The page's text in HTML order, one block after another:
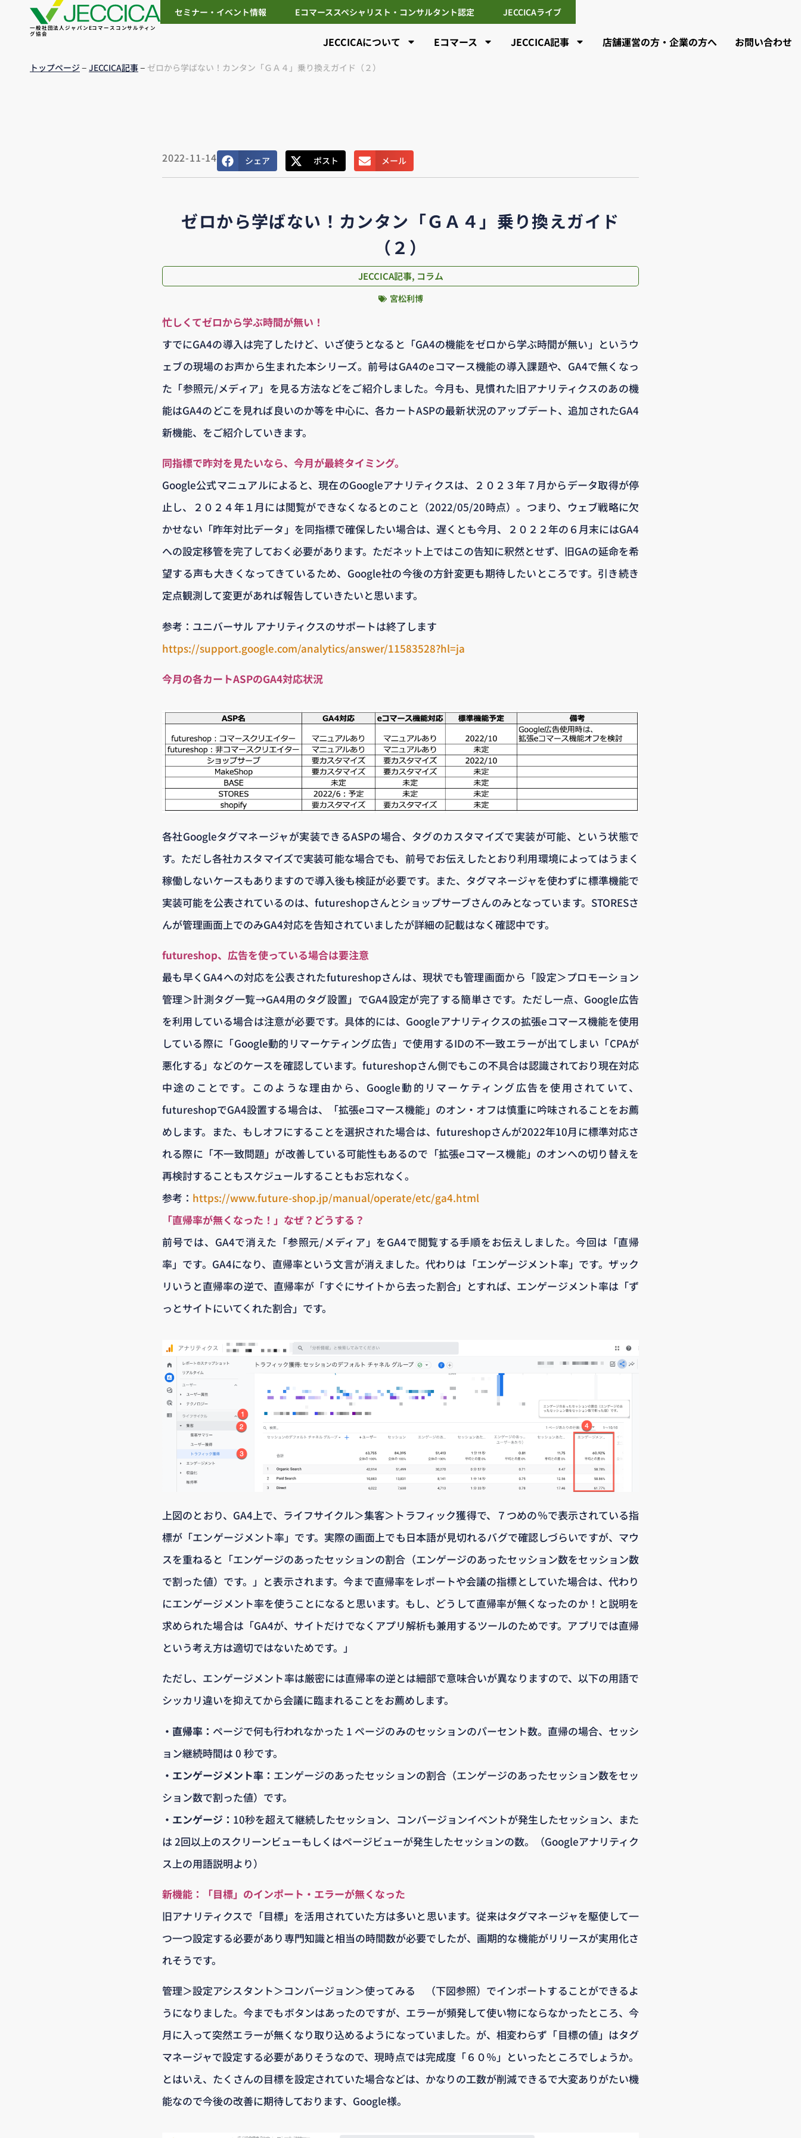
一般社団法人ジャパンEコマースコンサルティン
グ協会
セミナー・イベント情報 Eコマーススペシャリスト・コンサルタント認定 JECCICAライブ
JECCICAについて Eコマース JECCICA記事 店舗運営の方・企業の方へ お問い合わせ
トップページ– JECCICA記事– ゼロから学ばない！カンタン「ＧＡ４」乗り換えガイド（２）
2022-11-14 シェア ポスト メール
ゼロから学ばない！カンタン「ＧＡ４」乗り換えガイド
（２）
JECCICA記事, コラム
宮松利博
忙しくてゼロから学ぶ時間が無い！
すでにGA4の導入は完了したけど、いざ使うとなると「GA4の機能をゼロから学ぶ時間が無い」というウ
ェブの現場のお声から生まれた本シリーズ。前号はGA4のeコマース機能の導入課題や、GA4で無くなっ
た「参照元/メディア」を見る方法などをご紹介しました。今月も、見慣れた旧アナリティクスのあの機
能はGA4のどこを見れば良いのか等を中心に、各カートASPの最新状況のアップデート、追加されたGA4
新機能、をご紹介していきます。
同指標で昨対を見たいなら、今月が最終タイミング。
Google公式マニュアルによると、現在のGoogleアナリティクスは、２０２３年７月からデータ取得が停
止し、２０２４年１月には閲覧ができなくなるとのこと（2022/05/20時点）。つまり、ウェブ戦略に欠
かせない「昨年対比データ」を同指標で確保したい場合は、遅くとも今月、２０２２年の６月末にはGA4
への設定移管を完了しておく必要があります。ただネット上ではこの告知に釈然とせず、旧GAの延命を希
望する声も大きくなってきているため、Google社の今後の方針変更も期待したいところです。引き続き
定点観測して変更があれば報告していきたいと思います。
参考：ユニバーサル アナリティクスのサポートは終了します
https://support.google.com/analytics/answer/11583528?hl=ja
今月の各カートASPのGA4対応状況
各社Googleタグマネージャが実装できるASPの場合、タグのカスタマイズで実装が可能、という状態で
す。ただし各社カスタマイズで実装可能な場合でも、前号でお伝えしたとおり利用環境によってはうまく
稼働しないケースもありますので導入後も検証が必要です。また、タグマネージャを使わずに標準機能で
実装可能を公表されているのは、futureshopさんとショップサーブさんのみとなっています。STORESさ
んが管理画面上でのみGA4対応を告知されていましたが詳細の記載はなく確認中です。
futureshop、広告を使っている場合は要注意
最も早くGA4への対応を公表されたfutureshopさんは、現状でも管理画面から「設定＞プロモーション
管理＞計測タグ一覧→GA4用のタグ設置」でGA4設定が完了する簡単さです。ただし一点、Google広告
を利用している場合は注意が必要です。具体的には、Googleアナリティクスの拡張eコマース機能を使用
している際に「Google動的リマーケティング広告」で使用するIDの不一致エラーが出てしまい「CPAが
悪化する」などのケースを確認しています。futureshopさん側でもこの不具合は認識されており現在対応
中途のことです。このような理由から、Google動的リマーケティング広告を使用されていて、
futureshopでGA4設置する場合は、「拡張eコマース機能」のオン・オフは慎重に吟味されることをお薦
めします。また、もしオフにすることを選択された場合は、futureshopさんが2022年10月に標準対応さ
れる際に「不一致問題」が改善している可能性もあるので「拡張eコマース機能」のオンへの切り替えを
再検討することもスケジュールすることもお忘れなく。
参考： https://www.future-shop.jp/manual/operate/etc/ga4.html
「直帰率が無くなった！」なぜ？どうする？
前号では、GA4で消えた「参照元/メディア」をGA4で閲覧する手順をお伝えしました。今回は「直帰
率」です。GA4になり、直帰率という文言が消えました。代わりは「エンゲージメント率」です。ザック
リいうと直帰率の逆で、直帰率が「すぐにサイトから去った割合」とすれば、エンゲージメント率は「ず
っとサイトにいてくれた割合」です。
上図のとおり、GA4上で、ライフサイクル＞集客＞トラフィック獲得で、７つめの％で表示されている指
標が「エンゲージメント率」です。実際の画面上でも日本語が見切れるバグで確認しづらいですが、マウ
スを重ねると「エンゲージのあったセッションの割合（エンゲージのあったセッション数をセッション数
で割った値）です。」と表示されます。今まで直帰率をレポートや会議の指標としていた場合は、代わり
にエンゲージメント率を使うことになると思います。もし、どうして直帰率が無くなったのか！と説明を
求められた場合は「GA4が、サイトだけでなくアプリ解析も兼用するツールのためです。アプリでは直帰
という考え方は適切ではないためです。」
ただし、エンゲージメント率は厳密には直帰率の逆とは細部で意味合いが異なりますので、以下の用語で
シッカリ違いを抑えてから会議に臨まれることをお薦めします。
・直帰率： ページで何も行われなかった 1 ページのみのセッションのパーセント数。直帰の場合、セッシ
ョン継続時間は 0 秒です。
・エンゲージメント率： エンゲージのあったセッションの割合（エンゲージのあったセッション数をセッ
ション数で割った値）です。
・エンゲージ： 10秒を超えて継続したセッション、コンバージョンイベントが発生したセッション、また
は 2回以上のスクリーンビューもしくはページビューが発生したセッションの数。（Googleアナリティク
ス上の用語説明より）
新機能：「目標」のインポート・エラーが無くなった
旧アナリティクスで「目標」を活用されていた方は多いと思います。従来はタグマネージャを駆使して一
つ一つ設定する必要があり専門知識と相当の時間数が必要でしたが、画期的な機能がリリースが実用化さ
れそうです。
管理＞設定アシスタント＞コンバージョン＞使ってみる （下図参照）でインポートすることができるよ
うになりました。今までもボタンはあったのですが、エラーが頻発して使い物にならなかったところ、今
月に入って突然エラーが無くなり取り込めるようになっていました。が、相変わらず「目標の値」はタグ
マネージャで設定する必要がありそうなので、現時点では完成度「６０％」といったところでしょうか。
とはいえ、たくさんの目標を設定されていた場合などは、かなりの工数が削減できるで大変ありがたい機
能なので今後の改善に期待しております、Google様。